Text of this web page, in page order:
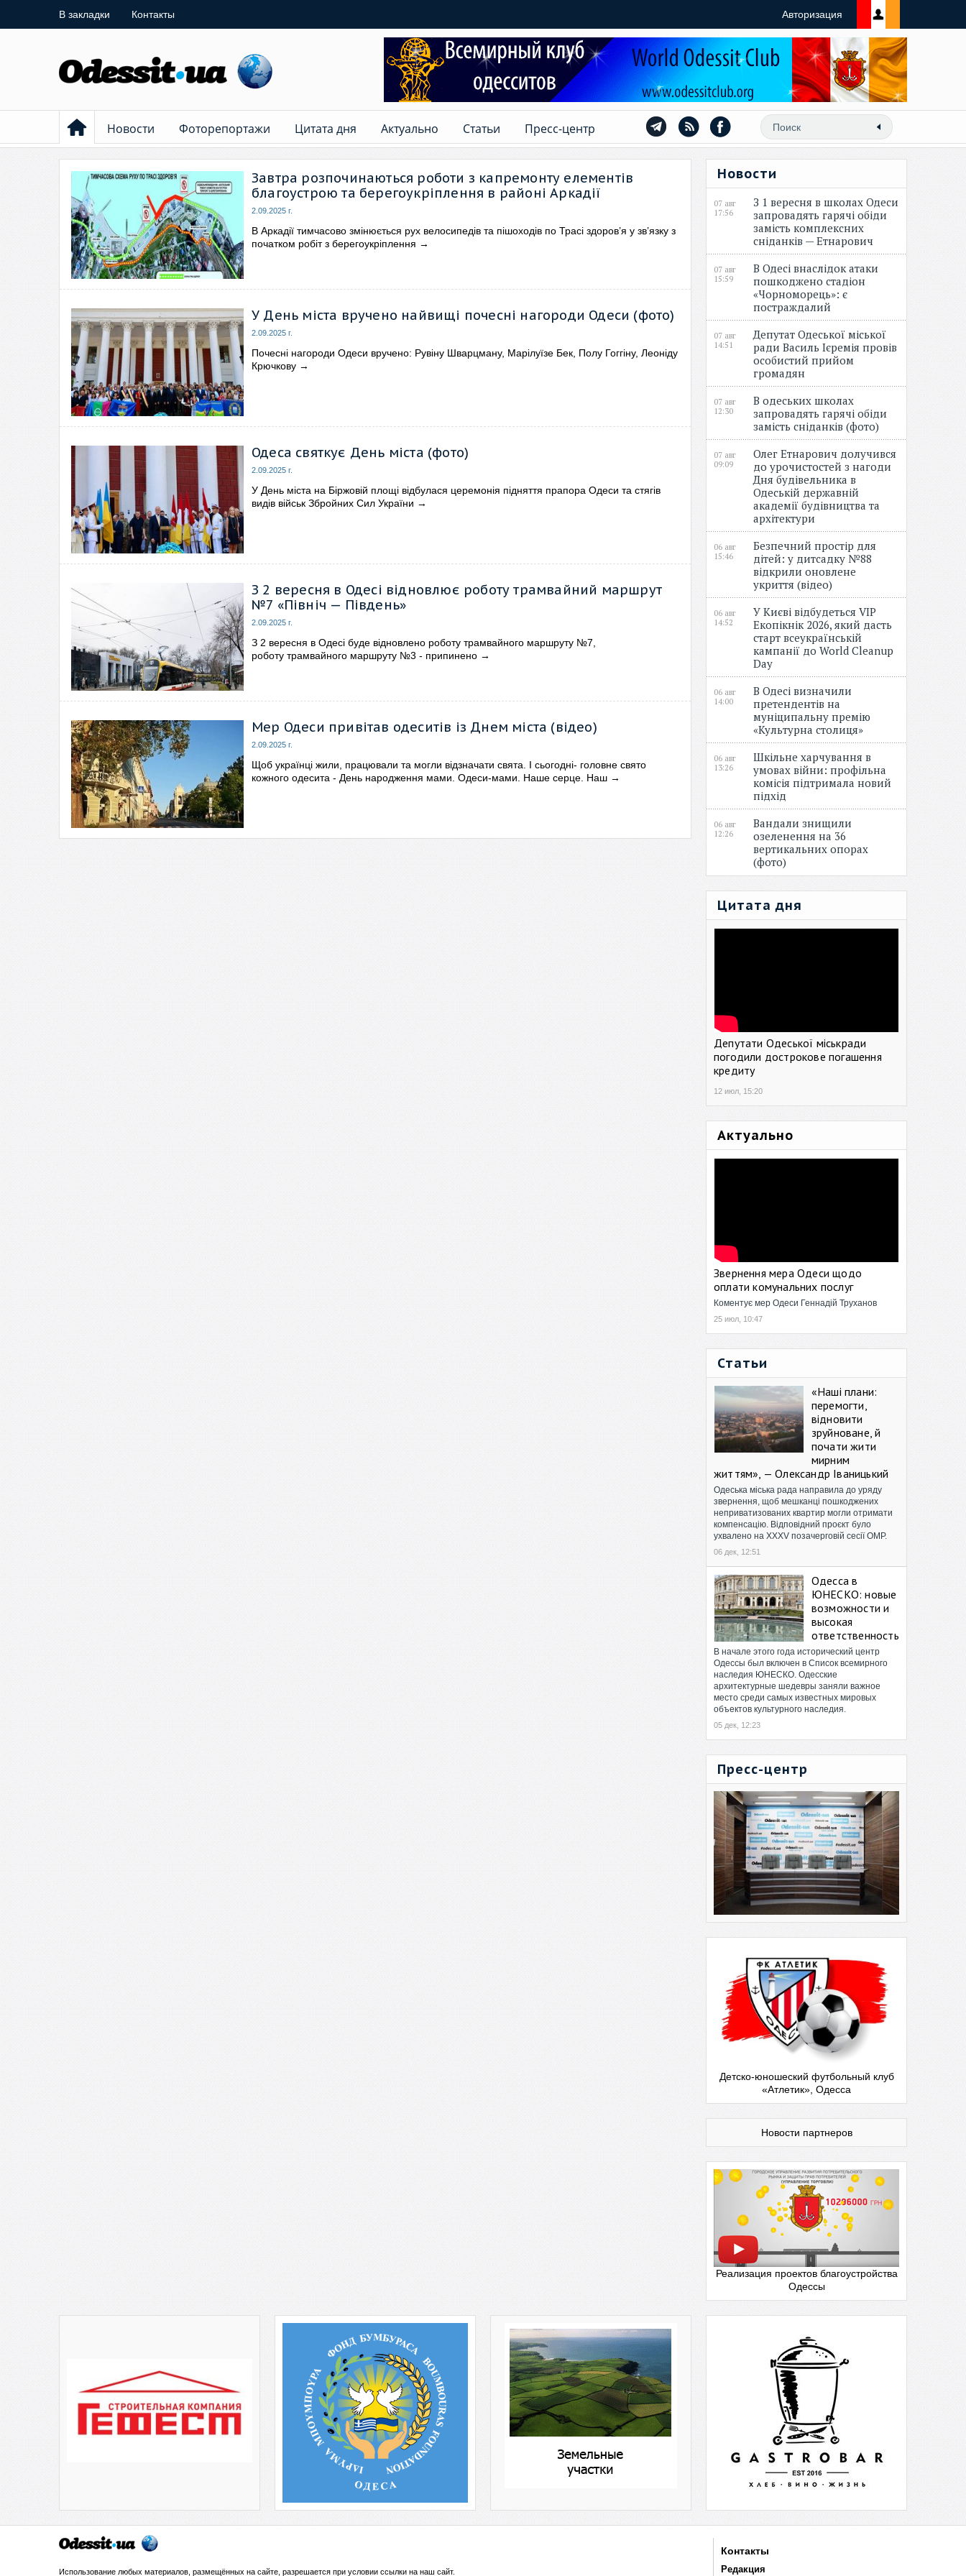
В закладки Контакты Авторизация
Новости Фоторепортажи Цитата дня Актуально Статьи Пресс-центр
Завтра розпочинаються роботи з капремонту елементів
благоустрою та берегоукріплення в районі Аркадії
2.09.2025 г.
В Аркадії тимчасово змінюється рух велосипедів та пішоходів по Трасі здоров’я у зв’язку з
початком робіт з берегоукріплення →
У День міста вручено найвищі почесні нагороди Одеси (фото)
2.09.2025 г.
Почесні нагороди Одеси вручено: Рувіну Шварцману, Марілуїзе Бек, Полу Гоггіну, Леоніду
Крючкову →
Одеса святкує День міста (фото)
2.09.2025 г.
У День міста на Біржовій площі відбулася церемонія підняття прапора Одеси та стягів
видів військ Збройних Сил України →
З 2 вересня в Одесі відновлює роботу трамвайний маршрут
№7 «Північ — Південь»
2.09.2025 г.
З 2 вересня в Одесі буде відновлено роботу трамвайного маршруту №7,
роботу трамвайного маршруту №3 - припинено →
Мер Одеси привітав одеситів із Днем міста (відео)
2.09.2025 г.
Щоб українці жили, працювали та могли відзначати свята. І сьогодні- головне свято
кожного одесита - День народження мами. Одеси-мами. Наше серце. Наш →
Новости
07 авг
17:56
З 1 вересня в школах Одеси
запровадять гарячі обіди
замість комплексних
сніданків — Етнарович
07 авг
15:59
В Одесі внаслідок атаки
пошкоджено стадіон
«Чорноморець»: є
постраждалий
07 авг
14:51
Депутат Одеської міської
ради Василь Ієремія провів
особистий прийом
громадян
07 авг
12:30
В одеських школах
запровадять гарячі обіди
замість сніданків (фото)
07 авг
09:09
Олег Етнарович долучився
до урочистостей з нагоди
Дня будівельника в
Одеській державній
академії будівництва та
архітектури
06 авг
15:46
Безпечний простір для
дітей: у дитсадку №88
відкрили оновлене
укриття (відео)
06 авг
14:52
У Києві відбудеться VIP
Екопікнік 2026, який дасть
старт всеукраїнській
кампанії до World Cleanup
Day
06 авг
14:00
В Одесі визначили
претендентів на
муніципальну премію
«Культурна столиця»
06 авг
13:26
Шкільне харчування в
умовах війни: профільна
комісія підтримала новий
підхід
06 авг
12:26
Вандали знищили
озеленення на 36
вертикальних опорах
(фото)
Цитата дня
Депутати Одеської міськради
погодили дострокове погашення
кредиту
12 июл, 15:20
Актуально
Звернення мера Одеси щодо
оплати комунальних послуг
Коментує мер Одеси Геннадій Труханов
25 июл, 10:47
Статьи
«Наші плани:
перемогти,
відновити
зруйноване, й
почати жити
мирним
життям», — Олександр Іваницький
Одеська міська рада направила до уряду
звернення, щоб мешканці пошкоджених
неприватизованих квартир могли отримати
компенсацію. Відповідний проєкт було
ухвалено на XXXV позачерговій сесії ОМР.
06 дек, 12:51
Одесса в
ЮНЕСКО: новые
возможности и
высокая
ответственность
В начале этого года исторический центр
Одессы был включен в Список всемирного
наследия ЮНЕСКО. Одесские
архитектурные шедевры заняли важное
место среди самых известных мировых
объектов культурного наследия.
05 дек, 12:23
Пресс-центр
Детско-юношеский футбольный клуб
«Атлетик», Одесса
Новости партнеров
Реализация проектов благоустройства
Одессы
Использование любых материалов, размещённых на сайте, разрешается при условии ссылки на наш сайт.
Контакты
Редакция